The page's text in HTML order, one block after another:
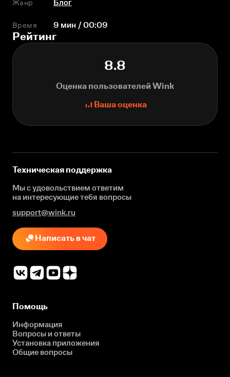
Жанр
Блог
Время 9 мин / 00:09
Рейтинг
8.8
Оценка пользователей Wink
Ваша оценка
Техническая поддержка
Мы с удовольствием ответим
на интересующиетебя вопросы
support@wink.ru
Написать в чат
Помощь
Информация
Вопросы и ответы
Установка приложения
Общие вопросы